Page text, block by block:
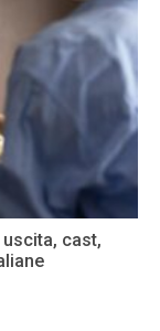
uscita, cast,